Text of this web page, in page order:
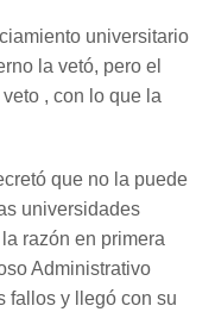
universitario
la vetó, pero el
, con lo que la
que no la puede
universidades
razón en primera
Administrativo
fallos y llegó con su